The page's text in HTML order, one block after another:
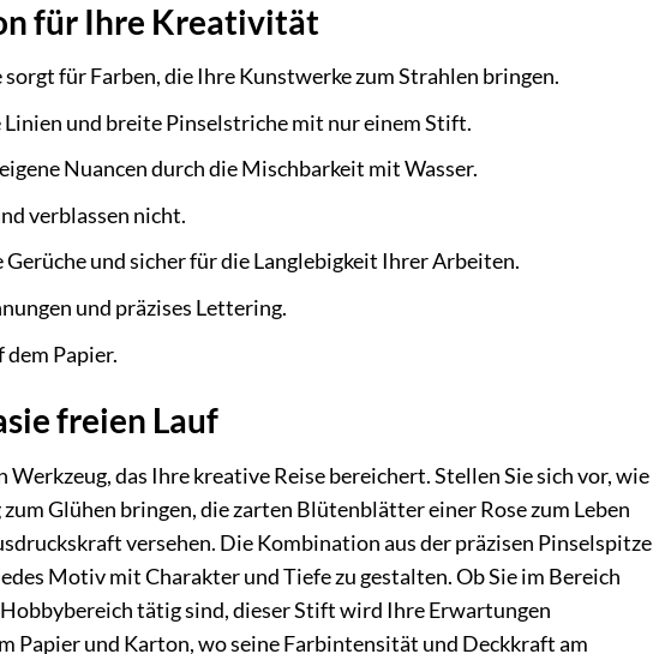
für Ihre Kreativität
für Farben, die Ihre Kunstwerke zum Strahlen bringen.
und breite Pinselstriche mit nur einem Stift.
Nuancen durch die Mischbarkeit mit Wasser.
verblassen nicht.
und sicher für die Langlebigkeit Ihrer Arbeiten.
und präzises Lettering.
Papier.
freien Lauf
das Ihre kreative Reise bereichert. Stellen Sie sich vor, wie
Glühen bringen, die zarten Blütenblätter einer Rose zum Leben
versehen. Die Kombination aus der präzisen Pinselspitze
Motiv mit Charakter und Tiefe zu gestalten. Ob Sie im Bereich
tätig sind, dieser Stift wird Ihre Erwartungen
Papier und Karton, wo seine Farbintensität und Deckkraft am